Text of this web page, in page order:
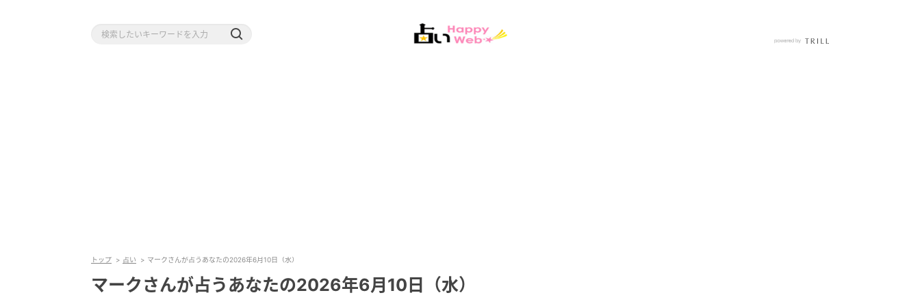
トップ 占い マークさんが占うあなたの2026年6月10日（水）
マークさんが占うあなたの2026年6月10日（水）